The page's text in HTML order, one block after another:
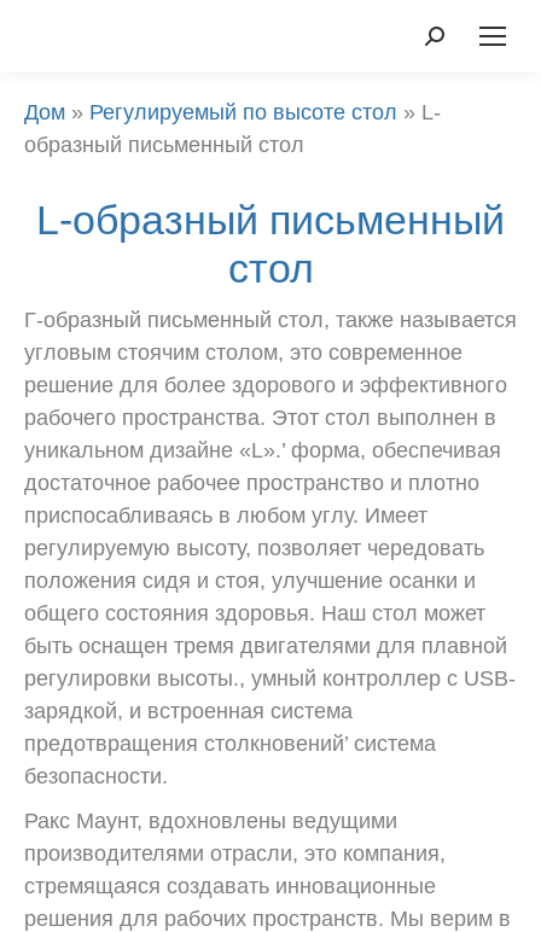
Поиск:
Дом » Регулируемый по высоте стол » L-
образный письменный стол
L-образный письменный
стол
Г-образный письменный стол, также называется
угловым стоячим столом, это современное
решение для более здорового и эффективного
рабочего пространства. Этот стол выполнен в
уникальном дизайне «L».’ форма, обеспечивая
достаточное рабочее пространство и плотно
приспосабливаясь в любом углу. Имеет
регулируемую высоту, позволяет чередовать
положения сидя и стоя, улучшение осанки и
общего состояния здоровья. Наш стол может
быть оснащен тремя двигателями для плавной
регулировки высоты., умный контроллер с USB-
зарядкой, и встроенная система
предотвращения столкновений’ система
безопасности.
Ракс Маунт, вдохновлены ведущими
производителями отрасли, это компания,
стремящаяся создавать инновационные
решения для рабочих пространств. Мы верим в